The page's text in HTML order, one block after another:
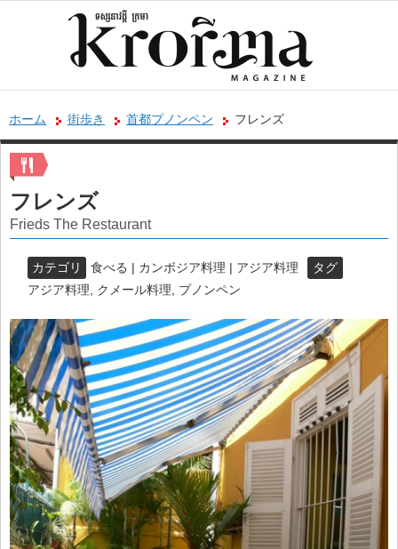
ホーム 街歩き 首都プノンペン フレンズ
フレンズ
Frieds The Restaurant
カテゴリ 食べる | カンボジア料理 | アジア料理
タグ
アジア料理
クメール料理 プノンペン